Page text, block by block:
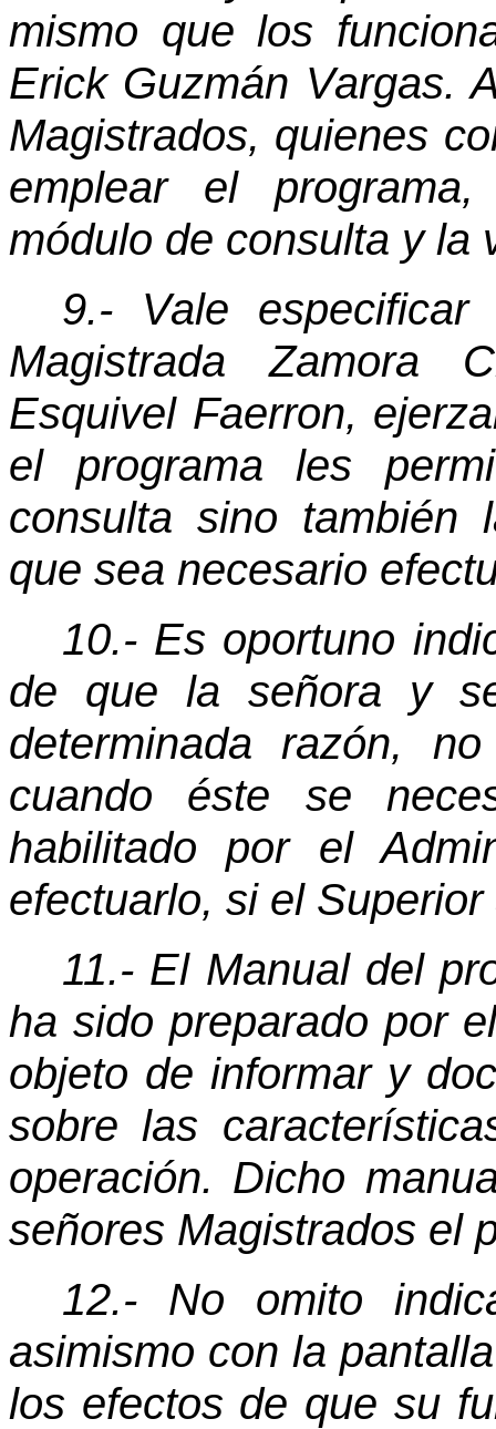
mismo que los
Erick Guzmán Vargas.
Magistrados, quienes
emplear el
módulo de consulta y la
9.- Vale
Magistrada Zamora
Esquivel Faerron,
el programa les
consulta sino también
que sea necesario
10.- Es oportuno
de que la señora y
determinada razón,
cuando éste se
habilitado por el
efectuarlo, si el
11.- El Manual del
ha sido preparado por
objeto de informar y
sobre las
operación. Dicho
señores Magistrados el
12.- No omito
asimismo con la
los efectos de que su